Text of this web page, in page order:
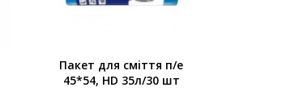
Пакет для смiття п/е
45*54, HD 35л/30 шт